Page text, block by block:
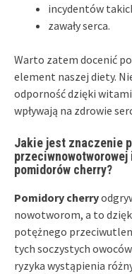
incydentów
zawały serca.
Warto zatem docenić
element naszej diety.
odporność dzięki
wpływają na zdrowie
Jakie jest znaczenie
pomidorów cherry?
Pomidory cherry
nowotworom, a to
potężnego
tych soczystych
ryzyka wystąpienia